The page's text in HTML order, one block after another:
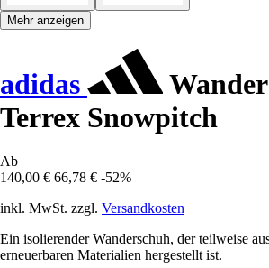
Mehr anzeigen
adidas
Terrex Snowpitch
Ab
140,00 € 66,78 € -52%
inkl. MwSt. zzgl. Versandkosten
Ein isolierender Wanderschuh, der teilweise
erneuerbaren Materialien hergestellt ist.